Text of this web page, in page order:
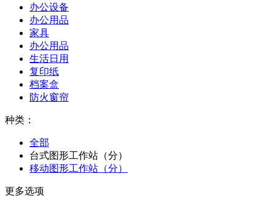
办公设备
办公用品
家具
办公用品
生活日用
复印纸
档案盒
防火窗帘
种类：
全部
台式图形工作站（分）
移动图形工作站（分）
更多选项